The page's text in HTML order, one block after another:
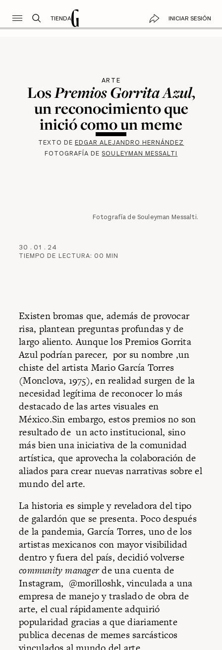
TIENDA INICIAR SESIÓN
ARTE
LosPremios Gorrita Azul,
un reconocimiento que
inició como un meme
TEXTO DEEDGAR ALEJANDRO HERNÁNDEZ
FOTOGRAFÍA DE SOULEYMAN MESSALTI
Fotografía de Souleyman Messalti.
30 . 01 . 24
TIEMPO DE LECTURA: 00 MIN
Existen bromas que, además de provocar
risa, plantean preguntas profundas y de
largo aliento. Aunque los Premios Gorrita
Azul podrían parecer, por su nombre ,un
chiste del artista Mario García Torres
(Monclova, 1975), en realidad surgen de la
necesidad legítima de reconocer lo más
destacado de las artes visuales en
México.Sin embargo, estos premios no son
resultado de un acto institucional, sino
más bien una iniciativa de la comunidad
artística, que aprovecha la colaboración de
aliados para crear nuevas narrativas sobre el
mundo del arte.
La historia es simple y reveladora del tipo
de galardón que se presenta. Poco después
de la pandemia, García Torres, uno de los
artistas mexicanos con mayor visibilidad
dentro y fuera del país, decidió volverse
community managerde una cuenta de
Instagram, @morilloshk, vinculada a una
empresa de manejo y traslado de obra de
arte, el cual rápidamente adquirió
popularidad gracias a que diariamente
publica decenas de memes sarcásticos